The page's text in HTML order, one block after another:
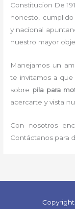
Constitucion De
honesto,
y nacional
nuestro mayor
Manejamos un
te invitamos a
sobre pila para
acercarte y vista
Con nosotros
Contáctanos para